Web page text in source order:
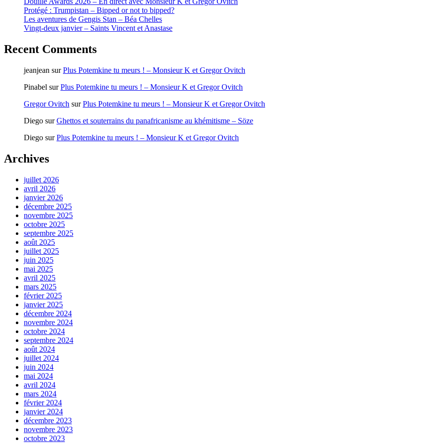
Protégé : Trumpistan – Bipped or not to bipped?
Les aventures de Gengis Stan – Béa Chelles
Vingt-deux janvier – Saints Vincent et Anastase
Recent Comments
jeanjean surPlus Potemkine tu meurs ! – Monsieur K et Gregor Ovitch
Pinabel surPlus Potemkine tu meurs ! – Monsieur K et Gregor Ovitch
Gregor Ovitch surPlus Potemkine tu meurs ! – Monsieur K et Gregor Ovitch
Diego surGhettos et souterrains du panafricanisme au khémitisme – Söze
Diego surPlus Potemkine tu meurs ! – Monsieur K et Gregor Ovitch
Archives
juillet 2026
avril 2026
janvier 2026
décembre 2025
novembre 2025
octobre 2025
septembre 2025
août 2025
juillet 2025
juin 2025
mai 2025
avril 2025
mars 2025
février 2025
janvier 2025
décembre 2024
novembre 2024
octobre 2024
septembre 2024
août 2024
juillet 2024
juin 2024
mai 2024
avril 2024
mars 2024
février 2024
janvier 2024
décembre 2023
novembre 2023
octobre 2023